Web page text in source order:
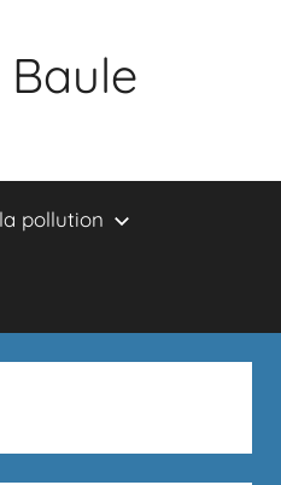
pollution